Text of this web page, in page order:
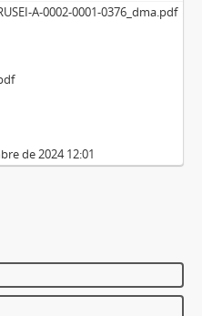
A-0002-0001-0376_dma.pdf
de 2024 12:01